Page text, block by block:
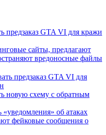
предзаказ GTA VI для кражи
сайты, предлагают
вредоносные файлы
новую схему с обратным
об атаках
фейковые сообщения о